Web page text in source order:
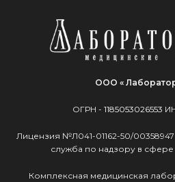
ООО «
ОГРН - 1185053026553
Лицензия №Л041-01162-50/00358947
служба по надзору в
Комплексная медицинская